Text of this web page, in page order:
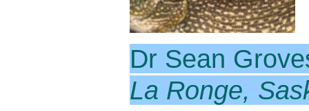
Dr Sean
La Ronge,